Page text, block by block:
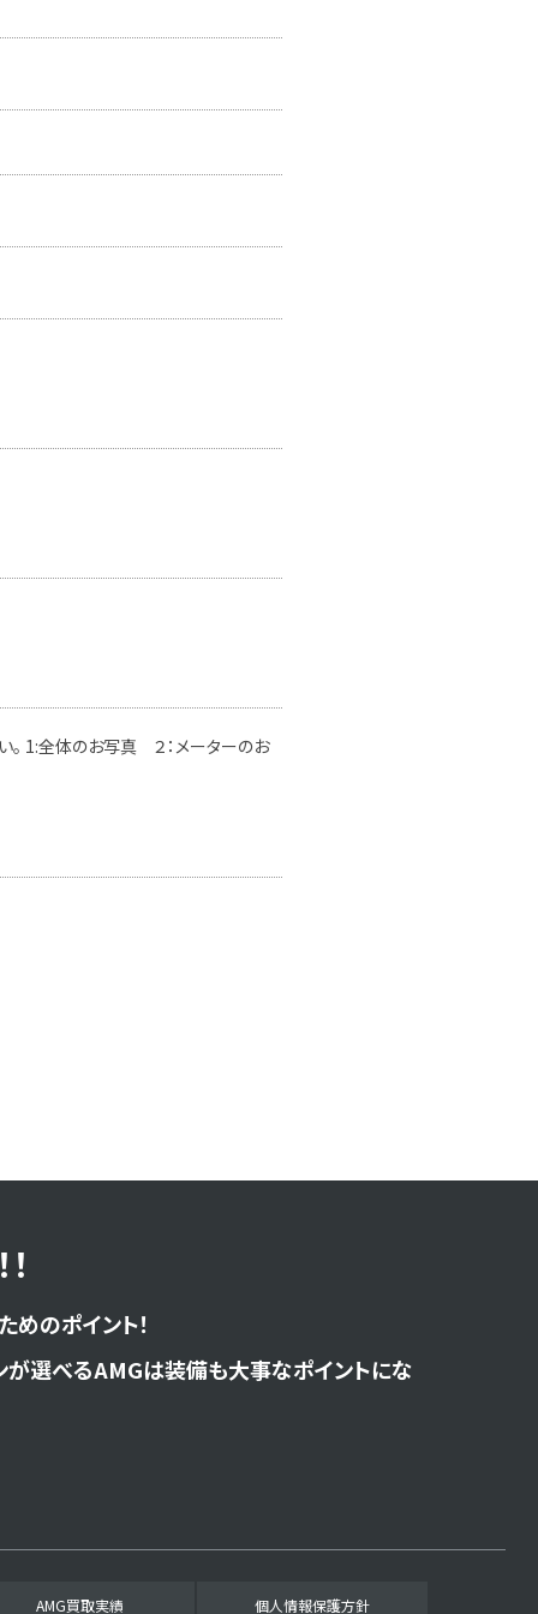
1:全体のお写真 ２：メーターのお
のポイント！
が選べるAMGは装備も大事なポイントにな
AMG買取実績 個人情報保護方針